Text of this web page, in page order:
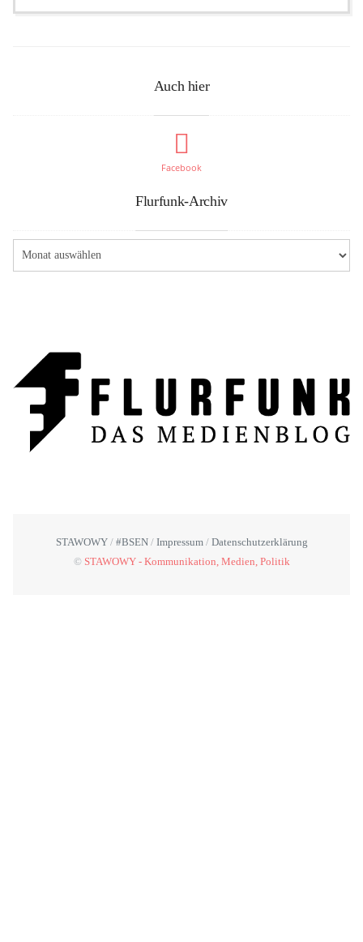
Auch hier
Facebook
Flurfunk-Archiv
STAWOWY #BSEN Impressum
Datenschutzerklärung
© STAWOWY - Kommunikation, Medien, Politik